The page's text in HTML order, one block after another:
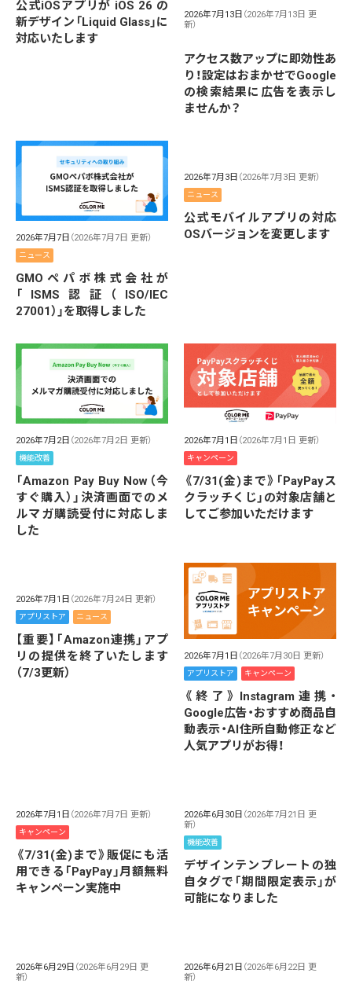
公式iOSアプリが iOS 26 の
新デザイン「Liquid Glass」に
対応いたします
2026年7月13日 （2026年7月13日 更
新）
アクセス数アップに即効性あ
り！設定はおまかせでGoogle
の検索結果に広告を表示し
ませんか？
2026年7月7日 （2026年7月7日 更新）
ニュース
GMOペパボ株式会社が
「ISMS認証（ISO/IEC
27001）」を取得しました
2026年7月3日 （2026年7月3日 更新）
ニュース
公式モバイルアプリの対応
OSバージョンを変更します
2026年7月2日 （2026年7月2日 更新）
機能改善
「Amazon Pay Buy Now（今
すぐ購入）」決済画面でのメ
ルマガ購読受付に対応しま
した
2026年7月1日 （2026年7月1日 更新）
キャンペーン
《7/31(金)まで》「PayPayス
クラッチくじ」の対象店舗と
してご参加いただけます
2026年7月1日 （2026年7月24日 更新）
アプリストア ニュース
【重要】「Amazon連携」アプ
リの提供を終了いたします
（7/3更新）
2026年7月1日 （2026年7月30日 更新）
アプリストア キャンペーン
《終了》Instagram連携・
Google広告・おすすめ商品自
動表示・AI住所自動修正など
人気アプリがお得！
2026年7月1日 （2026年7月7日 更新）
キャンペーン
《7/31(金)まで》販促にも活
用できる「PayPay」月額無料
キャンペーン実施中
2026年6月30日 （2026年7月21日 更
新）
機能改善
デザインテンプレートの独
自タグで「期間限定表示」が
可能になりました
2026年6月29日 （2026年6月29日 更
新）
2026年6月21日 （2026年6月22日 更
新）